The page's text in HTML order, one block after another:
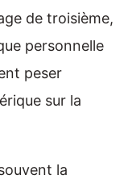
de troisième,
personnelle
peser
sur la
la